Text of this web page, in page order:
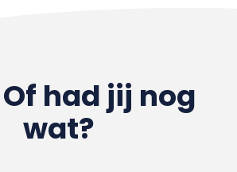
had jij nog
wat?